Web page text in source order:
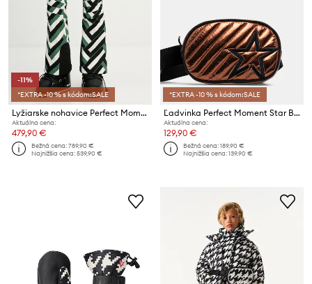
-11%
*EXTRA -10 % s kódom:SALE
Lyžiarske nohavice Perfect Moment Aurora
Aktuálna cena:
479,90 €
Bežná cena:789,90 €
Najnižšia cena:539,90 €
*EXTRA -10 % s kódom:SALE
Ľadvinka Perfect Moment Star Bum
Aktuálna cena:
129,90 €
Bežná cena:189,90 €
Najnižšia cena:139,90 €